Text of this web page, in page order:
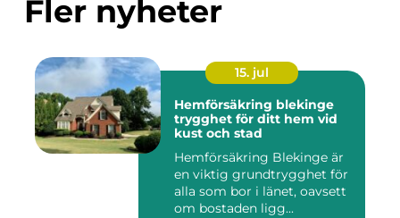
Fler nyheter
15. jul
Hemförsäkring blekinge
trygghet för ditt hem vid
kust och stad
Hemförsäkring Blekinge är
en viktig grundtrygghet för
alla som bor i länet, oavsett
om bostaden ligg...